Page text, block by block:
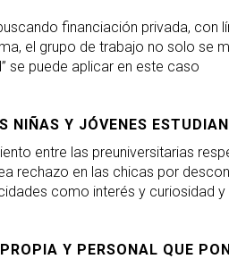
financiación privada,
el grupo de trabajo no solo se
se puede aplicar en este caso
NIÑAS Y JÓVENES
entre las preuniversitarias
rechazo en las chicas por
como interés y curiosidad
Y PERSONAL QUE